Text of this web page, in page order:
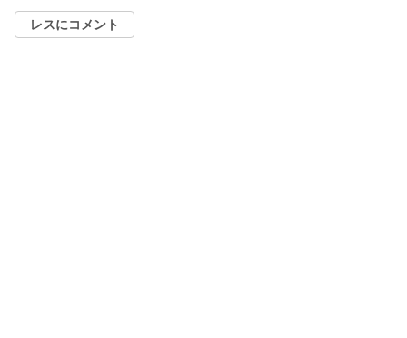
レスにコメント